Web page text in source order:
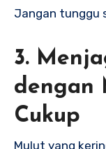
Jangan tunggu
3.
dengan
Cukup
Mulut yang